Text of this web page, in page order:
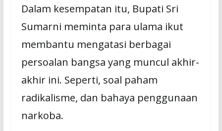
Dalam kesempatan itu, Bupati Sri
Sumarni meminta para ulama ikut
membantu mengatasi berbagai
persoalan bangsa yang muncul akhir-
akhir ini. Seperti, soal paham
radikalisme, dan bahaya penggunaan
narkoba.